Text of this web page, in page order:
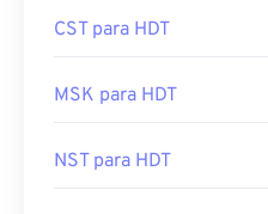
CST para HDT
MSK para HDT
NST para HDT